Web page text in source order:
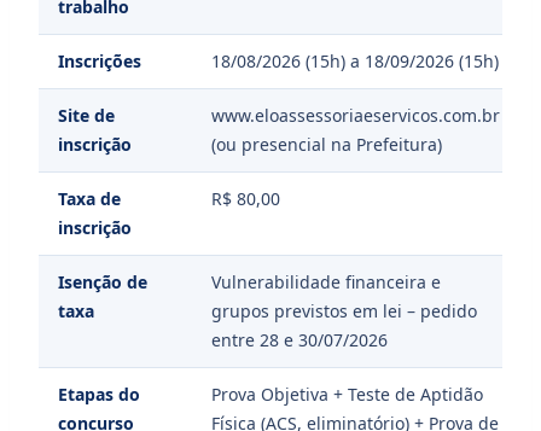
trabalho
Inscrições 18/08/2026 (15h) a 18/09/2026 (15h)
Site de
inscrição
www.eloassessoriaeservicos.com.br
(ou presencial na Prefeitura)
Taxa de
inscrição
R$ 80,00
Isenção de
taxa
Vulnerabilidade financeira e
grupos previstos em lei – pedido
entre 28 e 30/07/2026
Etapas do
concurso
Prova Objetiva + Teste de Aptidão
Física (ACS, eliminatório) + Prova de